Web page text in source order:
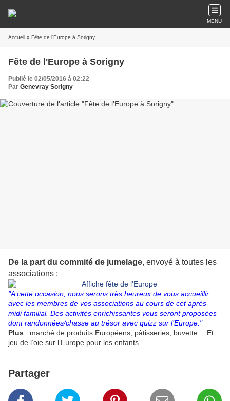
MENU
Accueil » Fête de l'Europe à Sorigny
Fête de l'Europe à Sorigny
Publié le 02/05/2016 à 02:22
Par Genevray Sorigny
De la part du commité de jumelage, envoyé à toutes les
associations :
"A cette occasion, nous serons très heureux de vous accueillir
avec les membres de vos associations au cours de cet après-
midi familial. Des activités enrichissantes vous seront proposées
dont randonnées/chasse au trésor avec quizz sur l’Europe."
Plus : marché de produits Européens, pâtisseries, buvette… Et
jeu de l’oie sur l’Europe pour les enfants.
Partager